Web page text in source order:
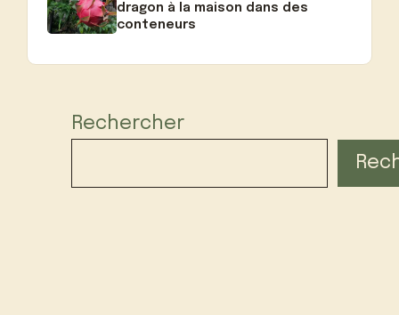
dragon à la maison dans des
conteneurs
Rechercher